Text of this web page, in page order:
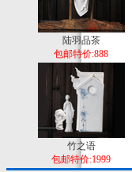
陆羽品茶
包邮特价:888
竹之语
包邮特价:1999